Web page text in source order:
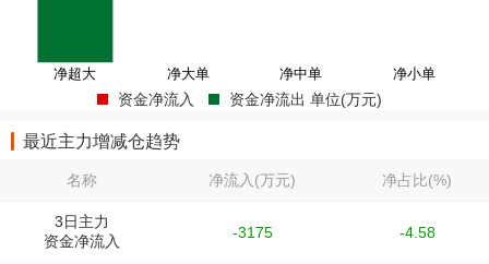
资金净流入 资金净流出 单位(万元)
最近主力增减仓趋势
名称 净流入(万元) 净占比(%)
3日主力
资金净流入
-3175 -4.58